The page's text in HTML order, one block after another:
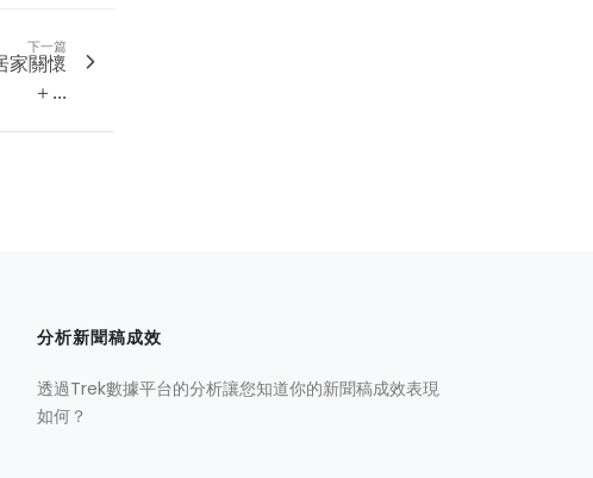
下一篇
家關懷
＋...
分析新聞稿成效
透過Trek數據平台的分析讓您知道你的新聞稿成效表現
如何？